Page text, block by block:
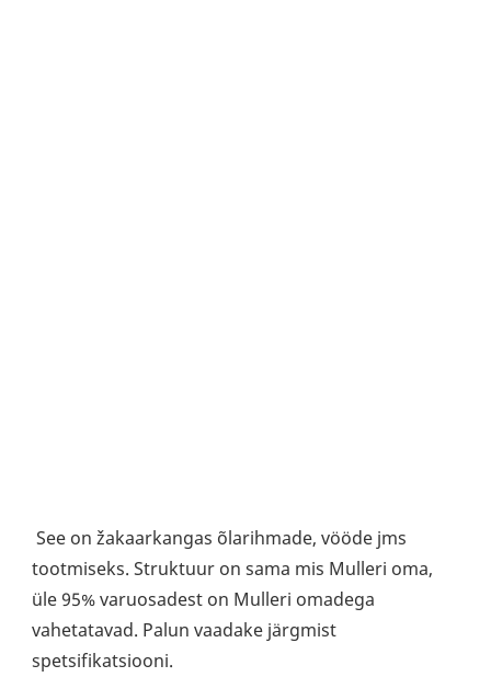
See on žakaarkangas õlarihmade, vööde jms
tootmiseks. Struktuur on sama mis Mulleri oma,
üle 95% varuosadest on Mulleri omadega
vahetatavad. Palun vaadake järgmist
spetsifikatsiooni.